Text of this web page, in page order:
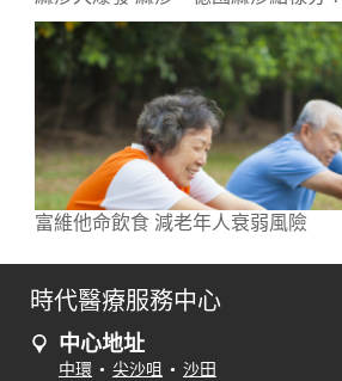
富維他命飲食 減老年人衰弱風險
時代醫療服務中心
中心地址
中環 • 尖沙咀 • 沙田